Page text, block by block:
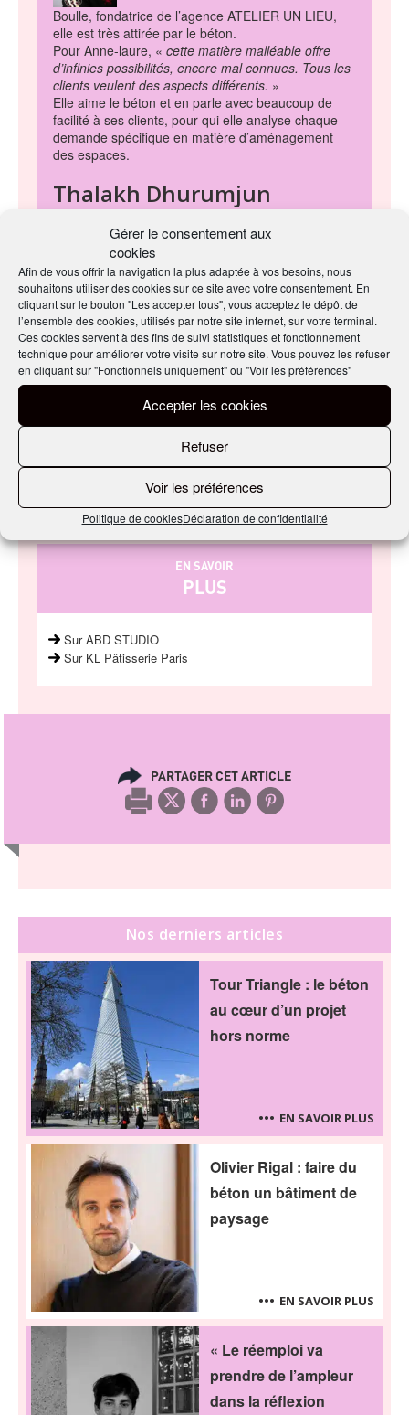
Gérer le consentement aux
cookies
Afin de vous offrir la navigation la plus adaptée à vos besoins, nous
souhaitons utiliser des cookies sur ce site avec votre consentement. En
cliquant sur le bouton "Les accepter tous", vous acceptez le dépôt de
l’ensemble des cookies, utilisés par notre site internet, sur votre terminal.
Ces cookies servent à des fins de suivi statistiques et fonctionnement
technique pour améliorer votre visite sur notre site. Vous pouvez les refuser
en cliquant sur "Fonctionnels uniquement" ou "Voir les préférences"
Accepter les cookies
Refuser
Voir les préférences
Politique de cookiesDéclaration de confidentialité
Boulle, fondatrice de l’agence ATELIER UN LIEU,
elle est très attirée par le béton.
Pour Anne-laure, « cette matière malléable offre
d’infinies possibilités, encore mal connues. Tous les
clients veulent des aspects différents. »
Elle aime le béton et en parle avec beaucoup de
facilité à ses clients, pour qui elle analyse chaque
demande spécifique en matière d’aménagement
des espaces.
Thalakh Dhurumjun
Fondateur deABD STUDIO, il réalise sols, murs,
salles de bain, cuisines et mobilier en béton ciré ou
mortier fibré ultra-haute performance.
Ce maître du béton a fait ses armes dans l’hyper-
luxe et à l’international. Habitué à travailler son
béton dans le monde de la haute-couture pour
Saint-Laurent, Céline ou Givenchy, il a réalisé les
1800 m2 de l’espace Balenciaga, à l’occasion de la
Par Laurent Joyeux, le 22/03/2022
EN SAVOIR
PLUS
Sur ABD STUDIO
Sur KL Pâtisserie Paris
PARTAGER CET ARTICLE
Nos derniers articles
Tour Triangle : le béton
au cœur d’un projet
hors norme
EN SAVOIR PLUS
Olivier Rigal : faire du
béton un bâtiment de
paysage
EN SAVOIR PLUS
« Le réemploi va
prendre de l’ampleur
dans la réflexion